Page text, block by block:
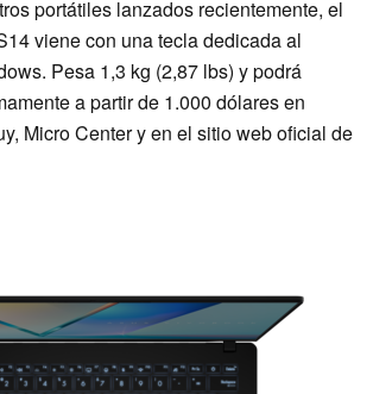
portátiles lanzados recientemente, el
viene con una tecla dedicada al
Pesa 1,3 kg (2,87 lbs) y podrá
a partir de 1.000 dólares en
Micro Center y en el sitio web oficial de